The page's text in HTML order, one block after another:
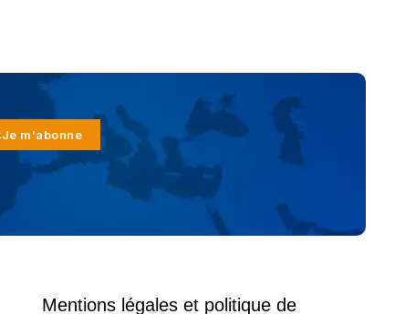
Je m'abonne
Mentions légales et politique de